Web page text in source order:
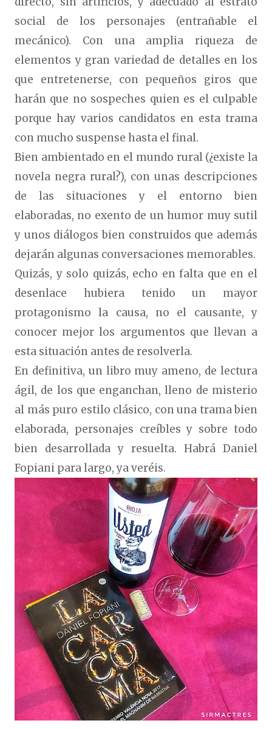
social de los personajes (entrañable el
mecánico). Con una amplia riqueza de
elementos y gran variedad de detalles en los
que entretenerse, con pequeños giros que
harán que no sospeches quien es el culpable
porque hay varios candidatos en esta trama
con mucho suspense hasta el final.
Bien ambientado en el mundo rural (¿existe la
novela negra rural?), con unas descripciones
de las situaciones y el entorno bien
elaboradas, no exento de un humor muy sutil
y unos diálogos bien construidos que además
dejarán algunas conversaciones memorables.
Quizás, y solo quizás, echo en falta que en el
desenlace hubiera tenido un mayor
protagonismo la causa, no el causante, y
conocer mejor los argumentos que llevan a
esta situación antes de resolverla.
En definitiva, un libro muy ameno, de lectura
ágil, de los que enganchan, lleno de misterio
al más puro estilo clásico, con una trama bien
elaborada, personajes creíbles y sobre todo
bien desarrollada y resuelta. Habrá Daniel
Fopiani para largo, ya veréis.